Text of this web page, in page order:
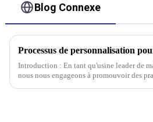
Blog Connexe
Introduction : En tant qu'usine leader de
nous nous engageons à promouvoir des